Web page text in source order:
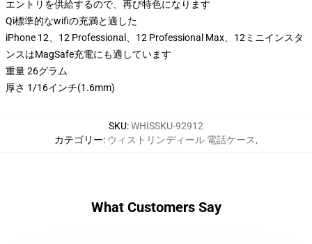
エントリを供給するので、再び特色になります
Qi標準的なwifiの充満と適した
iPhone 12、12 Professional、12 Professional Max、12ミニインスタ
ンスはMagSafe充電にも適しています
重量 26グラム
厚さ 1/16インチ(1.6mm)
SKU:WHISSKU-92912
カテゴリー: ウィストリンディール 電話ケース,
What Customers Say